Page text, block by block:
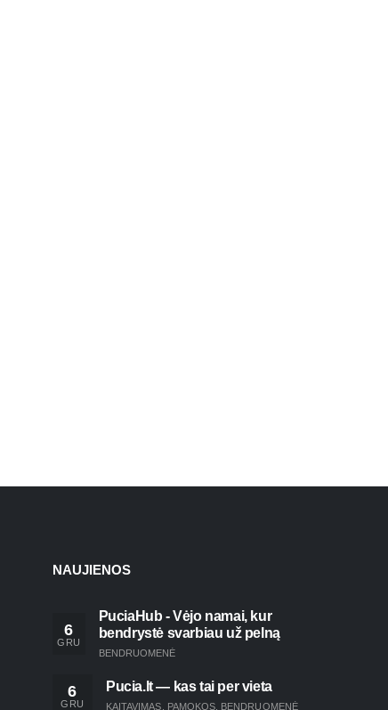
NAUJIENOS
6
GRU
PuciaHub - Vėjo namai, kur
bendrystė svarbiau už pelną
BENDRUOMENĖ
6
GRU
Pucia.lt — kas tai per vieta
KAITAVIMAS PAMOKOS BENDRUOMENĖ